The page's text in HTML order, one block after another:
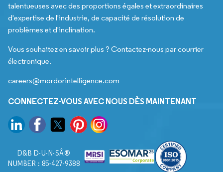
talentueuses avec des proportions égales et extraordinaires
d'expertise de l'industrie, de capacité de résolution de
problèmes et d'inclination.
Vous souhaitez en savoir plus ? Contactez-nous par courrier
électronique.
careers@mordorintelligence.com
CONNECTEZ-VOUS AVEC NOUS DÈS MAINTENANT
D&B D-U-N-SÂ®
NUMBER : 85-427-9388